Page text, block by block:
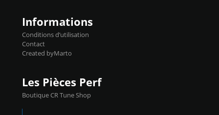
Informations
Conditions d’utilisation
Contact
Created byMarto
Les Pièces Perf
Boutique CR Tune Shop